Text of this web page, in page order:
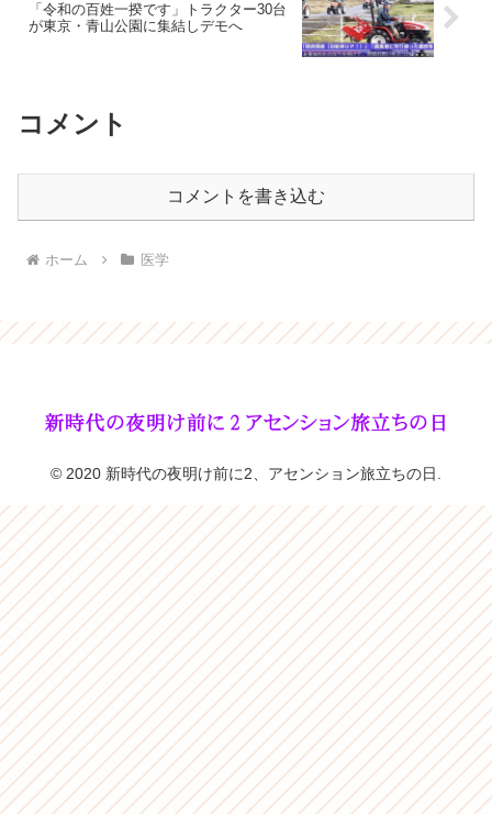
「令和の百姓一揆です」トラクター30台
が東京・青山公園に集結しデモへ
コメント
コメントを書き込む
ホーム 医学
© 2020 新時代の夜明け前に2、アセンション旅立ちの日.